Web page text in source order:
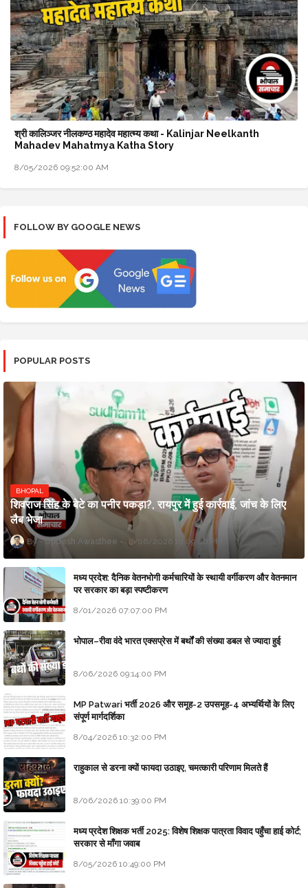
श्री कालिञ्जर नीलकण्ठ महादेव महात्म्य कथा - Kalinjar Neelkanth
Mahadev Mahatmya Katha Story
8/05/2026 09:52:00 AM
FOLLOW BY GOOGLE NEWS
POPULAR POSTS
BHOPAL
शिवराज सिंह के बेटे का पनीर पकड़ा?, रायपुर में हुई कार्रवाई, जांच के लिए
लैब भेजा
Updesh Awasthee 8/06/2026 10:09:00 PM
मध्य प्रदेश: दैनिक वेतनभोगी कर्मचारियों के स्थायी वर्गीकरण और वेतनमान
पर सरकार का बड़ा स्पष्टीकरण
8/01/2026 07:07:00 PM
भोपाल–रीवा वंदे भारत एक्सप्रेस में बर्थों की संख्या डबल से ज्यादा हुई
8/06/2026 09:14:00 PM
MP Patwari भर्ती 2026 और समूह-2 उपसमूह-4 अभ्यर्थियों के लिए
संपूर्ण मार्गदर्शिका
8/04/2026 10:32:00 PM
राहुकाल से डरना क्यों फायदा उठाइए, चमत्कारी परिणाम मिलते हैं
8/06/2026 10:39:00 PM
मध्य प्रदेश शिक्षक भर्ती 2025: विशेष शिक्षक पात्रता विवाद पहुँचा हाई कोर्ट;
सरकार से माँगा जवाब
8/05/2026 10:49:00 PM